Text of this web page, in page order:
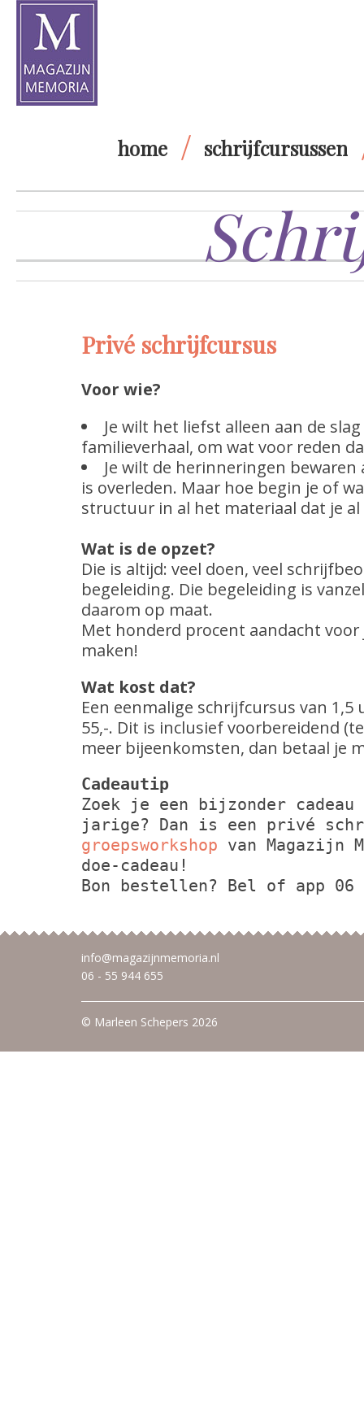
home schrijfcursussen
Privé schrijfcursus
Voor wie?
Je wilt het liefst alleen aan de
familieverhaal, om wat voor reden
Je wilt de herinneringen
is overleden. Maar hoe begin je of
structuur in al het materiaal dat je
Wat is de opzet?
Die is altijd: veel doen, veel
begeleiding. Die begeleiding is
daarom op maat.
Met honderd procent aandacht
maken!
Wat kost dat?
Een eenmalige schrijfcursus van
55,-. Dit is inclusief voorbereidend
meer bijeenkomsten, dan betaal je
Cadeautip
Zoek je een bijzonder
jarige? Dan is een privé
groepsworkshop van Magazijn
doe-cadeau!
Bon bestellen? Bel of app 06
info@magazijnmemoria.nl
06 - 55 944 655
© Marleen Schepers 2026